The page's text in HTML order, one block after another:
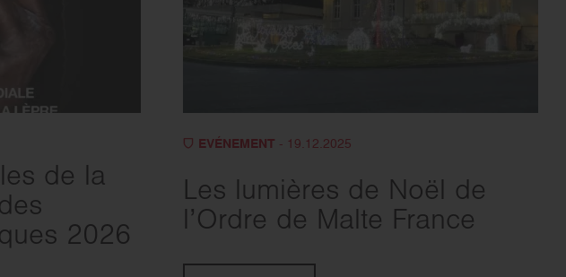
de la
2026
EVÉNEMENT - 19.12.2025
Les lumières de Noël de
l’Ordre de Malte France